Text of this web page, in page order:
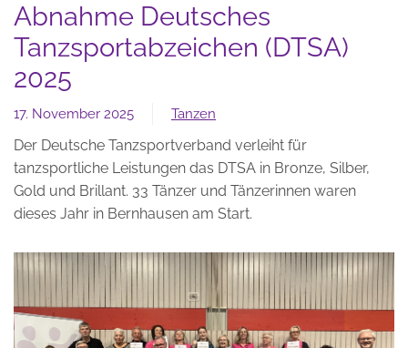
Abnahme Deutsches
Tanzsportabzeichen (DTSA)
2025
17. November 2025 Tanzen
Der Deutsche Tanzsportverband verleiht für
tanzsportliche Leistungen das DTSA in Bronze, Silber,
Gold und Brillant. 33 Tänzer und Tänzerinnen waren
dieses Jahr in Bernhausen am Start.